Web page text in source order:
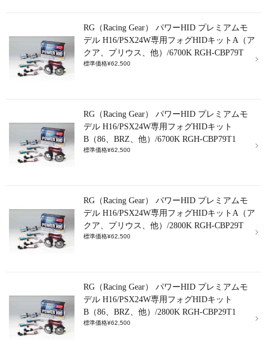
RG（Racing Gear） パワーHID プレミアムモ
デル H16/PSX24W専用フォグHIDキットA（ア
クア、プリウス、他）/6700K RGH-CBP79T
標準価格¥62,500
RG（Racing Gear） パワーHID プレミアムモ
デル H16/PSX24W専用フォグHIDキット
B（86、BRZ、他）/6700K RGH-CBP79T1
標準価格¥62,500
RG（Racing Gear） パワーHID プレミアムモ
デル H16/PSX24W専用フォグHIDキットA（ア
クア、プリウス、他）/2800K RGH-CBP29T
標準価格¥62,500
RG（Racing Gear） パワーHID プレミアムモ
デル H16/PSX24W専用フォグHIDキット
B（86、BRZ、他）/2800K RGH-CBP29T1
標準価格¥62,500